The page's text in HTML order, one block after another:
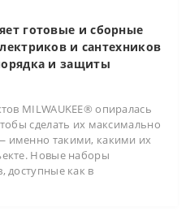
готовые и сборные
и сантехников
и защиты
MILWAUKEE® опиралась
сделать их максимально
такими, какими их
Новые наборы
доступные как в